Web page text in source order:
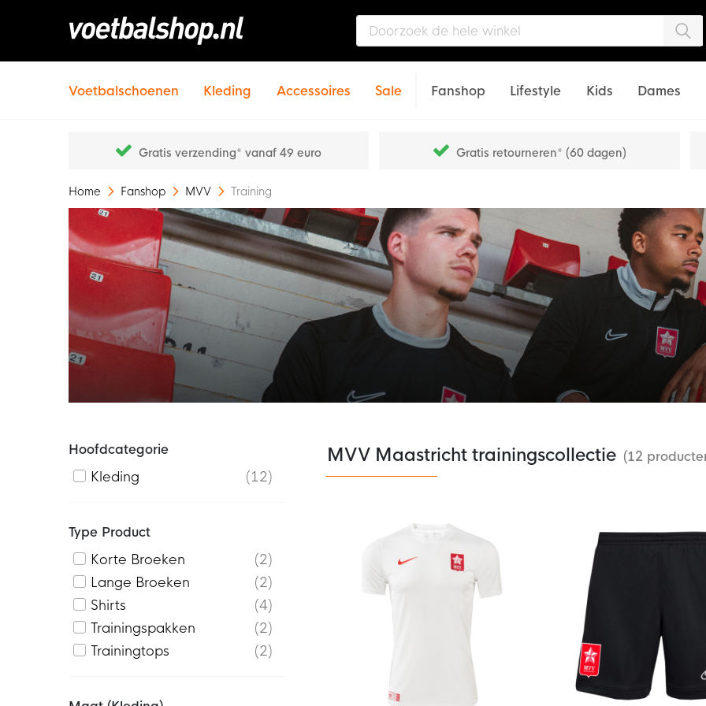
Voetbalschoenen Kleding Accessoires Sale Fanshop Lifestyle Kids Dames
Gratis verzending* vanaf 49 euro Gratis retourneren* (60 dagen)
Home Fanshop MVV Training
MVV Maastricht trainingscollectie (12
Hoofdcategorie
Kleding
12
Type Product
Korte Broeken
2
Lange Broeken
2
Shirts
4
Trainingspakken
2
Trainingtops
2